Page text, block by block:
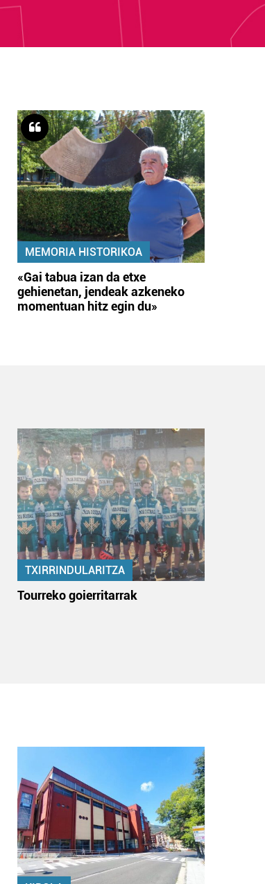
MEMORIA HISTORIKOA
«Gai tabua izan da etxe
gehienetan, jendeak azkeneko
momentuan hitz egin du»
TXIRRINDULARITZA
Tourreko goierritarrak